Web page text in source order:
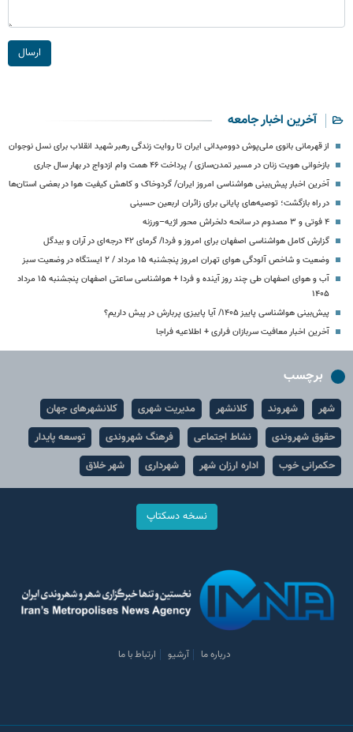
ارسال
آخرین اخبار جامعه
از قهرمانی بانوی ملی‌پوش دوومیدانی ایران تا روایت زندگی رهبر شهید انقلاب برای نسل نوجوان
بازخوانی هویت زنان در مسیر تمدن‌سازی / پرداخت ۴۶ همت وام ازدواج در بهار سال جاری
آخرین اخبار پیش‌بینی هواشناسی امروز ایران/ گردوخاک و کاهش کیفیت هوا در بعضی استان‌ها
در راه بازگشت؛ توصیه‌های پایانی برای زائران اربعین حسینی
۴ فوتی و ۳ مصدوم در سانحه دلخراش محور اژیه–ورزنه
گزارش کامل هواشناسی اصفهان برای امروز و فردا/ گرمای ۴۲ درجه‌ای در آران و بیدگل
وضعیت و شاخص آلودگی هوای تهران امروز پنجشنبه ۱۵ مرداد / ۲ ایستگاه در وضعیت سبز
آب و هوای اصفهان طی چند روز آینده و فردا + هواشناسی ساعتی اصفهان پنجشنبه ۱۵ مرداد
۱۴۰۵
پیش‌بینی هواشناسی پاییز ۱۴۰۵/ آیا پاییزی پربارش در پیش داریم؟
آخرین اخبار معافیت سربازان فراری + اطلاعیه فراجا
برچسب
شهر شهروند کلانشهر مدیریت شهری
کلانشهرهای جهان
حقوق شهروندی
نشاط اجتماعی فرهنگ شهروندی
توسعه پایدار
حکمرانی خوب
اداره ارزان شهر شهرداری شهر خلاق
نسخه دسکتاپ
درباره ما آرشیو ارتباط با ما